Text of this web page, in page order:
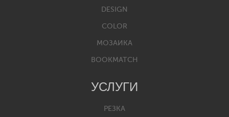
DESIGN
COLOR
МОЗАИКА
BOOKMATCH
УСЛУГИ
РЕЗКА